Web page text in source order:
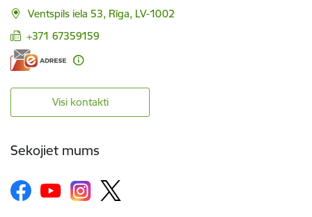
Ventspils iela 53, Rīga, LV-1002
+371 67359159
Visi kontakti
Sekojiet mums